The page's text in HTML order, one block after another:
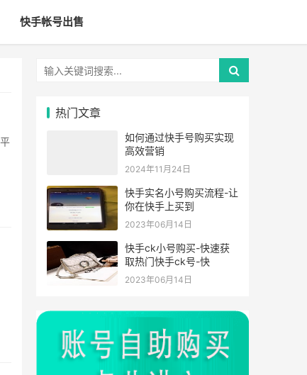
快手帐号出售
热门文章
如何通过快手号购买实现
高效营销
2024年11月24日
快手实名小号购买流程-让
你在快手上买到
2023年06月14日
快手ck小号购买-快速获
取热门快手ck号-快
2023年06月14日